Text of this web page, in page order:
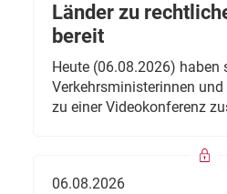
Länder zu
bereit
Heute (06.08.2026) haben
Verkehrsministerinnen
zu einer Videokonferenz
06.08.2026